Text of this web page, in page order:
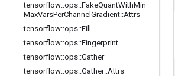
tensorflow::ops::FakeQuantWithMin
MaxVarsPerChannel Gradient::Attrs
tensorflow::ops::Fill
tensorflow::ops::Fingerprint
tensorflow::ops::Gather
tensorflow::ops::Gather::Attrs